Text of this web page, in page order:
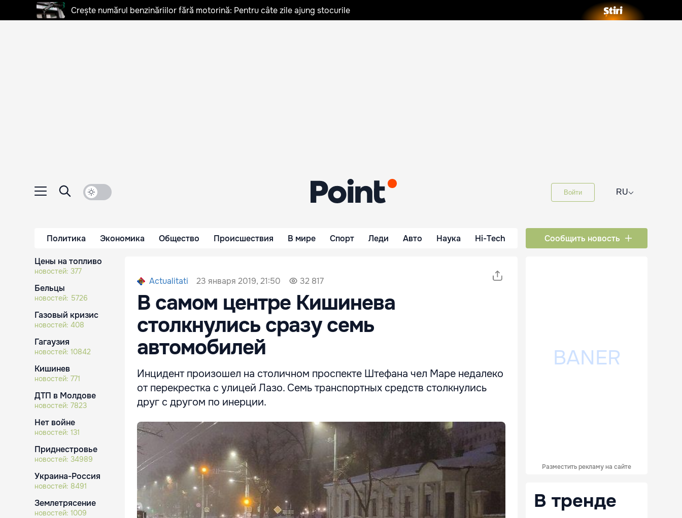
Crește numărul benzinăriilor fără motorină: Pentru câte zile ajung stocurile
Войти RU⌵
Политика Экономика Общество Происшествия В мире Спорт Леди Авто Наука Hi-Tech Сообщить новость
Цены на топливо
новостей: 377
Бельцы
новостей: 5726
Газовый кризис
новостей: 408
Гагаузия
новостей: 10842
Кишинев
новостей: 771
ДТП в Молдове
новостей: 7823
Нет войне
новостей: 131
Приднестровье
новостей: 34989
Украина-Россия
новостей: 8491
Землетрясение
новостей: 1009
Actualitati 23 января 2019, 21:50 32 817
В самом центре Кишинева
столкнулись сразу семь
автомобилей
Инцидент произошел на столичном проспекте Штефана чел Маре недалеко
от перекрестка с улицей Лазо. Семь транспортных средств столкнулись
друг с другом по инерции.
Разместить рекламу на сайте
В тренде